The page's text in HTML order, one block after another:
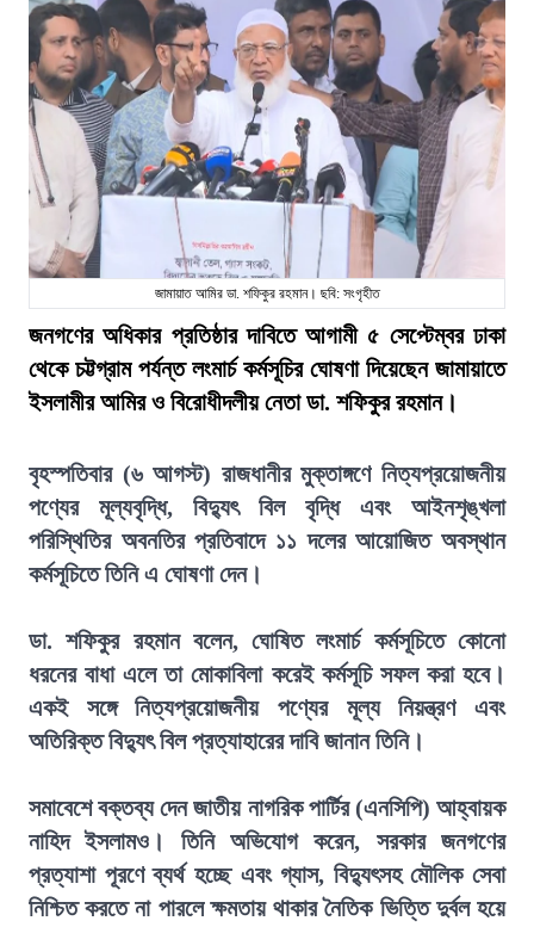
জামায়াত আমির ডা. শফিকুর রহমান। ছবি: সংগৃহীত
জনগণের অধিকার প্রতিষ্ঠার দাবিতে আগামী ৫ সেপ্টেম্বর ঢাকা
থেকে চট্টগ্রাম পর্যন্ত লংমার্চ কর্মসূচির ঘোষণা দিয়েছেন জামায়াতে
ইসলামীর আমির ও বিরোধীদলীয় নেতা ডা. শফিকুর রহমান।
বৃহস্পতিবার (৬ আগস্ট) রাজধানীর মুক্তাঙ্গণে নিত্যপ্রয়োজনীয়
পণ্যের মূল্যবৃদ্ধি, বিদ্যুৎ বিল বৃদ্ধি এবং আইনশৃঙ্খলা
পরিস্থিতির অবনতির প্রতিবাদে ১১ দলের আয়োজিত অবস্থান
কর্মসূচিতে তিনি এ ঘোষণা দেন।
ডা. শফিকুর রহমান বলেন, ঘোষিত লংমার্চ কর্মসূচিতে কোনো
ধরনের বাধা এলে তা মোকাবিলা করেই কর্মসূচি সফল করা হবে।
একই সঙ্গে নিত্যপ্রয়োজনীয় পণ্যের মূল্য নিয়ন্ত্রণ এবং
অতিরিক্ত বিদ্যুৎ বিল প্রত্যাহারের দাবি জানান তিনি।
সমাবেশে বক্তব্য দেন জাতীয় নাগরিক পার্টির (এনসিপি) আহ্বায়ক
নাহিদ ইসলামও। তিনি অভিযোগ করেন, সরকার জনগণের
প্রত্যাশা পূরণে ব্যর্থ হচ্ছে এবং গ্যাস, বিদ্যুৎসহ মৌলিক সেবা
নিশ্চিত করতে না পারলে ক্ষমতায় থাকার নৈতিক ভিত্তি দুর্বল হয়ে